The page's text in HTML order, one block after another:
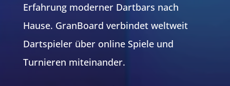
Erfahrung moderner Dartbars nach
Hause. GranBoard verbindet weltweit
Dartspieler über online Spiele und
Turnieren miteinander.